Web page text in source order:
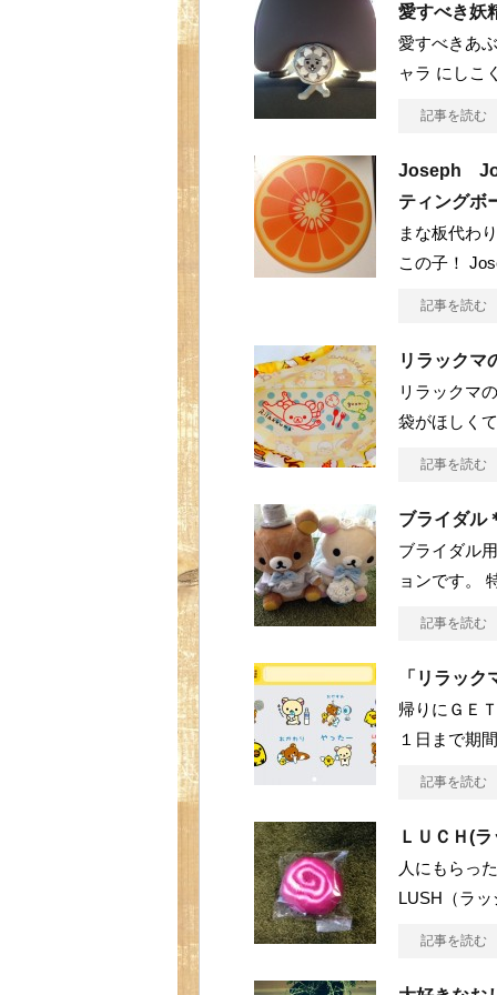
愛すべき妖
愛すべきあ
ャラ にしこ
記事を読む
Joseph
ティングボ
まな板代わ
この子！
記事を読む
リラックマ
リラックマ
袋がほしく
記事を読む
ブライダル
ブライダル
ョンです。
記事を読む
「リラッ
帰りにＧＥ
１日まで期
記事を読む
ＬＵＣＨ(
人にもらっ
LUSH（ラ
記事を読む